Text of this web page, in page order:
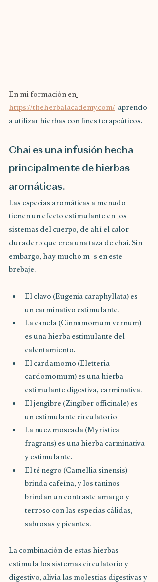
En mi formación en
https://theherbalacademy.com/
  aprendo
a utilizar hierbas con fines terapeúticos.
Chai es una infusión hecha
principalmente de hierbas
aromáticas.
Las especias aromáticas a menudo
tienen un efecto estimulante en los
sistemas del cuerpo, de ahí el calor
duradero que crea una taza de chai. Sin
embargo, hay mucho m s en este
brebaje.
El clavo (Eugenia caraphyllata) es
un carminativo estimulante.
La canela (Cinnamomum vernum)
es una hierba estimulante del
calentamiento.
El cardamomo (Eletteria
cardomomum) es una hierba
estimulante digestiva, carminativa.
El jengibre (Zingiber officinale) es
un estimulante circulatorio.
La nuez moscada (Myristica
fragrans) es una hierba carminativa
y estimulante.
El té negro (Camellia sinensis)
brinda cafeína, y los taninos
brindan un contraste amargo y
terroso con las especias cálidas,
sabrosas y picantes.
La combinación de estas hierbas
estimula los sistemas circulatorio y
digestivo, alivia las molestias digestivas y